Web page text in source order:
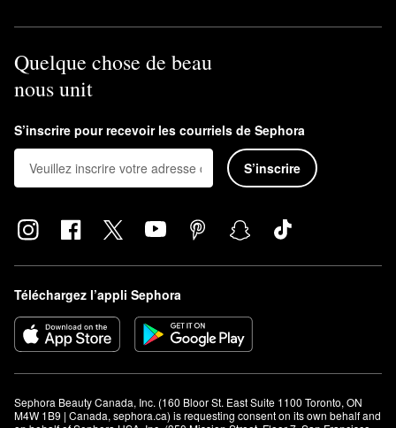
Quelque chose de beau
nous unit
S’inscrire pour recevoir les courriels de Sephora
S’inscrire
Téléchargez l’appli Sephora
Sephora Beauty Canada, Inc. (160 Bloor St. East Suite 1100 Toronto, ON
M4W 1B9 | Canada, sephora.ca) is requesting consent on its own behalf and